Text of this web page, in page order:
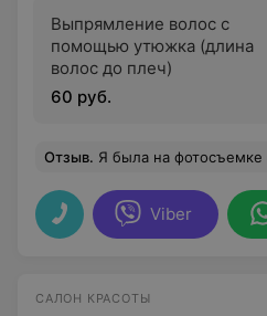
Выпрямление волос с
помощью утюжка (длина
волос до плеч)
60 руб.
Отзыв. Я была на фотосъемке беременности 28.10.23, где Елена создавала мне образ. Ранее мы не были знакомы, и я не видела её работ, но всё прошло
Viber
САЛОН КРАСОТЫ